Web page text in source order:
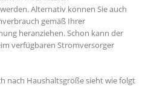
Alternativ können Sie auch
gemäß Ihrer
heranziehen. Schon kann der
verfügbaren Stromversorger
nach Haushaltsgröße sieht wie folgt